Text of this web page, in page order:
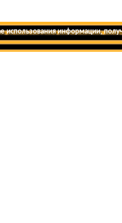
использования информации,